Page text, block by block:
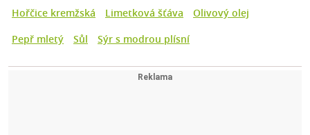
Hořčice kremžská
Limetková šťáva
Olivový olej
Pepř mletý
Sůl Sýr s modrou plísní